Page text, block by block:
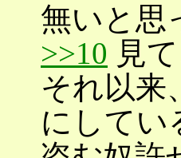
無いと思
>>10 見
それ以来
にしてい